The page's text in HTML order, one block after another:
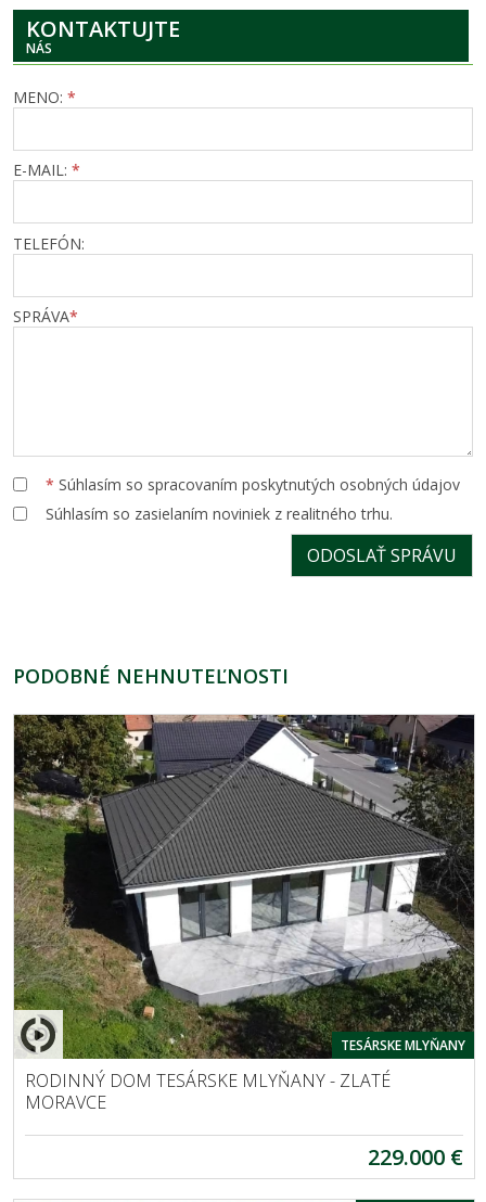
KONTAKTUJTE
NÁS
MENO: *
E-MAIL: *
TELEFÓN:
SPRÁVA*
* Súhlasím so spracovaním poskytnutých osobných údajov
Súhlasím so zasielaním noviniek z realitného trhu.
PODOBNÉ NEHNUTEĽNOSTI
TESÁRSKE MLYŇANY
RODINNÝ DOM TESÁRSKE MLYŇANY - ZLATÉ
MORAVCE
229.000 €